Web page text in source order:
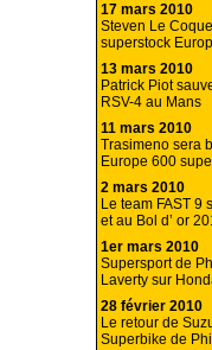
17 mars 2010
Steven Le
superstock
13 mars 2010
Patrick Piot
RSV-4 au Mans
11 mars 2010
Trasimeno sera
Europe 600
2 mars 2010
Le team FAST 9
et au Bol d’ or
1er mars 2010
Supersport de
Laverty sur
28 février 2010
Le retour de
Superbike de